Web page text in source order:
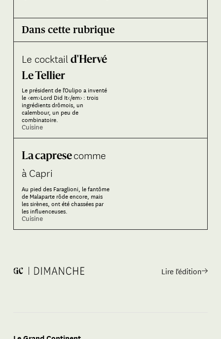
Dans cette rubrique
Le cocktaild'Hervé
Le Tellier
Le président de l’Oulipo a inventé
le <em>Lord Did It</em> : trois
ingrédients drômois, un
calembour, un peu de
combinatoire.
Cuisine
La capresecomme
à Capri
Au pied des Faraglioni, le fantôme
de Malaparte rôde encore, mais
les sirènes, ont été chassées par
les influenceuses.
Cuisine
Lire l'édition